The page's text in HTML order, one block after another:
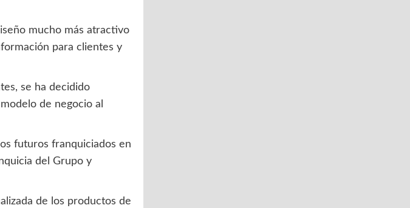
mucho más atractivo
para clientes y
se ha decidido
de negocio al
futuros franquiciados en
del Grupo y
de los productos de